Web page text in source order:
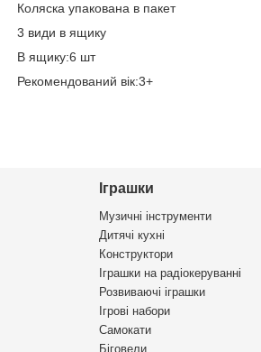
Коляска упакована в пакет
3 види в ящику
В ящику:6 шт
Рекомендований вік:3+
Іграшки
Музичні інструменти
Дитячі кухні
Конструктори
Іграшки на радіокеруванні
Розвиваючі іграшки
Ігрові набори
Самокати
Біговели